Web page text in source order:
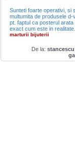
Sunteti foarte operativi, si
multumita de produsele d-
pt. faptul ca posterul arata
exact cum este in
marturii bijuterii
De la: